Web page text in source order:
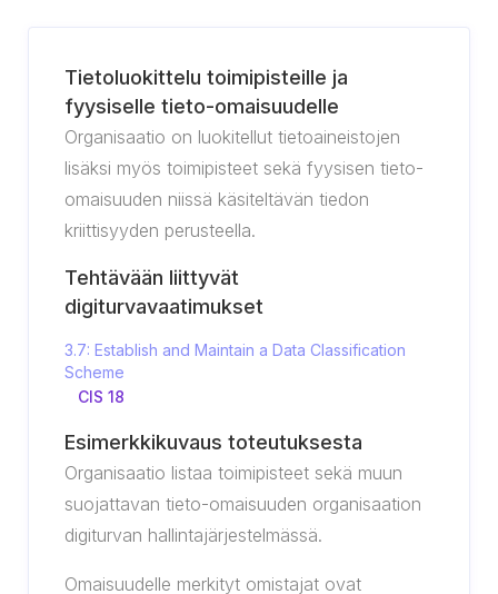
Tietoluokittelu toimipisteille ja
fyysiselle tieto-omaisuudelle
Organisaatio on luokitellut tietoaineistojen
lisäksi myös toimipisteet sekä fyysisen tieto-
omaisuuden niissä käsiteltävän tiedon
kriittisyyden perusteella.
Tehtävään liittyvät
digiturvavaatimukset
3.7: Establish and Maintain a Data Classification
Scheme
CIS 18
Esimerkkikuvaus toteutuksesta
Organisaatio listaa toimipisteet sekä muun
suojattavan tieto-omaisuuden organisaation
digiturvan hallintajärjestelmässä.
Omaisuudelle merkityt omistajat ovat